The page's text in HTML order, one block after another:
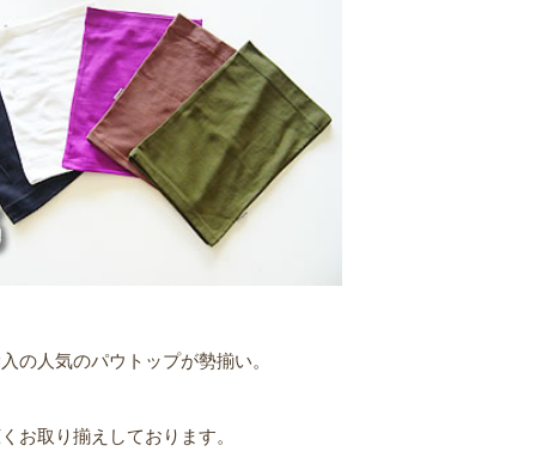
の人気のパウトップが勢揃い。
お取り揃えしております。